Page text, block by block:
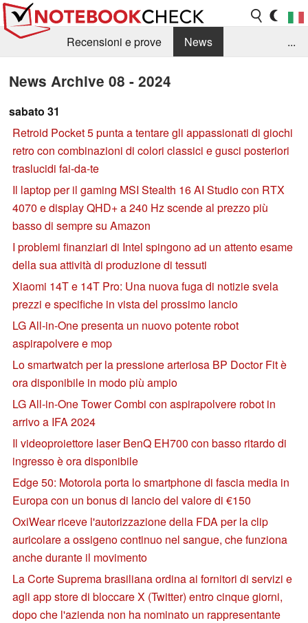
Recensioni e prove
News
...
News Archive 08 - 2024
sabato 31
Retroid Pocket 5 punta a tentare gli appassionati di giochi
retro con combinazioni di colori classici e gusci posteriori
traslucidi fai-da-te
Il laptop per il gaming MSI Stealth 16 AI Studio con RTX
4070 e display QHD+ a 240 Hz scende al prezzo più
basso di sempre su Amazon
I problemi finanziari di Intel spingono ad un attento esame
della sua attività di produzione di tessuti
Xiaomi 14T e 14T Pro: Una nuova fuga di notizie svela
prezzi e specifiche in vista del prossimo lancio
LG All-in-One presenta un nuovo potente robot
aspirapolvere e mop
Lo smartwatch per la pressione arteriosa BP Doctor Fit è
ora disponibile in modo più ampio
LG All-in-One Tower Combi con aspirapolvere robot in
arrivo a IFA 2024
Il videoproiettore laser BenQ EH700 con basso ritardo di
ingresso è ora disponibile
Edge 50: Motorola porta lo smartphone di fascia media in
Europa con un bonus di lancio del valore di €150
OxiWear riceve l'autorizzazione della FDA per la clip
auricolare a ossigeno continuo nel sangue, che funziona
anche durante il movimento
La Corte Suprema brasiliana ordina ai fornitori di servizi e
agli app store di bloccare X (Twitter) entro cinque giorni,
dopo che l'azienda non ha nominato un rappresentante